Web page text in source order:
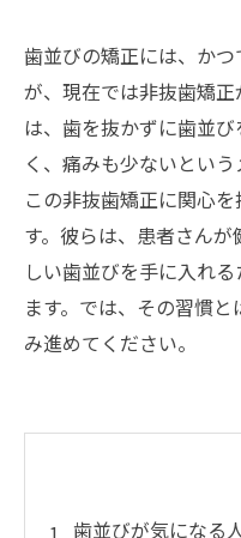
歯並びの矯正には、か
が、現在では非抜歯矯
は、歯を抜かずに歯並
く、痛みも少ないという
この非抜歯矯正に関心
す。彼らは、患者さん
しい歯並びを手に入れ
ます。では、その習慣
み進めてください。
歯並びが気になる